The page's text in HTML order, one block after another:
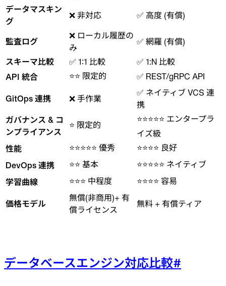
データマスキン
グ
❌ 非対応 ✅ 高度 (有償)
監査ログ
❌ ローカル履歴の
み
✅ 網羅 (有償)
スキーマ比較 ✅ 1:1 比較
✅ 1:N 比較
API 統合
⭐⭐ 限定的 ✅ REST/gRPC API
GitOps 連携 ❌ 手作業
✅ ネイティブ VCS 連
携
ガバナンス & コ
ンプライアンス
⭐ 限定的
⭐⭐⭐⭐⭐ エンタープラ
イズ級
性能
⭐⭐⭐⭐⭐ 優秀
⭐⭐⭐⭐ 良好
DevOps 連携
⭐⭐ 基本
⭐⭐⭐⭐⭐ ネイティブ
学習曲線
⭐⭐⭐ 中程度 ⭐⭐⭐⭐ 容易
価格モデル
無償(非商用)+ 有
償ライセンス
無料 + 有償ティア
データベースエンジン対応比較#